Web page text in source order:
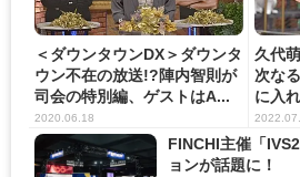
＜ダウンタウンDX＞ダウンタ
ウン不在の放送!?陣内智則が
司会の特別編、ゲストはA...
2020.06.18
久代
次な
に入
FINCHI主催「
ョンが話題に！